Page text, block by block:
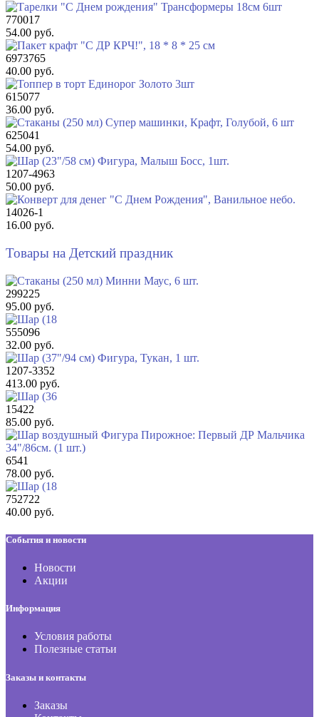
770017
54.00 руб.
6973765
40.00 руб.
615077
36.00 руб.
625041
54.00 руб.
1207-4963
50.00 руб.
14026-1
16.00 руб.
Товары на Детский праздник
299225
95.00 руб.
555096
32.00 руб.
1207-3352
413.00 руб.
15422
85.00 руб.
6541
78.00 руб.
752722
40.00 руб.
События и новости
Новости
Акции
Информация
Условия работы
Полезные статьи
Заказы и контакты
Заказы